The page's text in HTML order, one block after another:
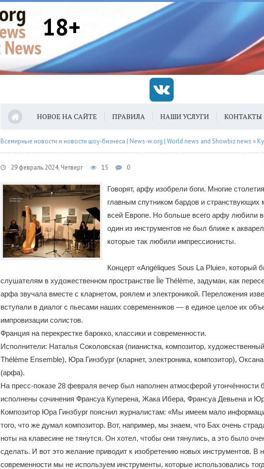
18+
НОВОЕ НА САЙТЕ ПРАВИЛА НАШИ УСЛУГИ КОНТАКТЫ
Всемирные новости и новости шоу-бизнеса | News-w.org | World news and Showbiz news »
29 февраль 2024, Четверг 15 0
Говорят, арфу изобрели боги. Многие
главным спутником бардов и странствующих
всей Европе. Но больше всего арфу любили
один из инструментов не был ближе к
которые так любили импрессионисты.
Концерт «Angéliques Sous La Pluie», который
слушателям в художественном пространстве Île Thélème, задуман, как
арфа звучала вместе с кларнетом, роялем и электроникой. Переложения
вступали в диалог с пьесами наших современников — в единое целое их
импровизации солистов.
Франция на перекрестке барокко, классики и современности.
Исполнители: Наталья Соколовская (пианистка, композитор,
Thélème Ensemble), Юра Гинзбург (кларнет, электроника, композитор),
(арфа).
На пресс-показе 28 февраля вечер был наполнен атмосферой утончённости
исполнены сочинения Франсуа Куперена, Жака Ибера, Франсуа Девьена и
Композитор Юра Гинзбург пояснил журналистам: «Мы имеем мало
того, что же думал композитор. Вот, например, мы знаем, что Бах очень
ноты на клавесине не тянутся. Он хотел, чтобы они тянулись, а это было
сделать. И вот это желание приводит к изобретению новых инструментов. В
современности мы не используем инструменты, которые использовались